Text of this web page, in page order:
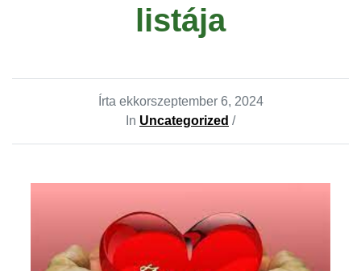
listája
Írta ekkorszeptember 6, 2024
In Uncategorized /